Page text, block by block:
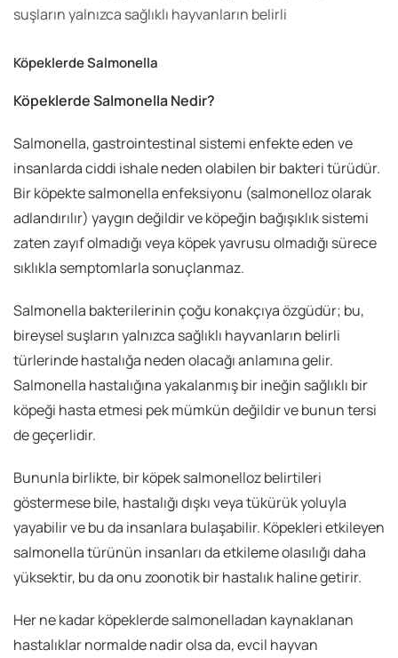
suşların yalnızca sağlıklı hayvanların belirli
Köpeklerde Salmonella
Köpeklerde Salmonella Nedir?
Salmonella, gastrointestinal sistemi enfekte eden ve
insanlarda ciddi ishale neden olabilen bir bakteri türüdür.
Bir köpekte salmonella enfeksiyonu (salmonelloz olarak
adlandırılır) yaygın değildir ve köpeğin bağışıklık sistemi
zaten zayıf olmadığı veya köpek yavrusu olmadığı sürece
sıklıkla semptomlarla sonuçlanmaz.
Salmonella bakterilerinin çoğu konakçıya özgüdür; bu,
bireysel suşların yalnızca sağlıklı hayvanların belirli
türlerinde hastalığa neden olacağı anlamına gelir.
Salmonella hastalığına yakalanmış bir ineğin sağlıklı bir
köpeği hasta etmesi pek mümkün değildir ve bunun tersi
de geçerlidir.
Bununla birlikte, bir köpek salmonelloz belirtileri
göstermese bile, hastalığı dışkı veya tükürük yoluyla
yayabilir ve bu da insanlara bulaşabilir. Köpekleri etkileyen
salmonella türünün insanları da etkileme olasılığı daha
yüksektir, bu da onu zoonotik bir hastalık haline getirir.
Her ne kadar köpeklerde salmonelladan kaynaklanan
hastalıklar normalde nadir olsa da, evcil hayvan